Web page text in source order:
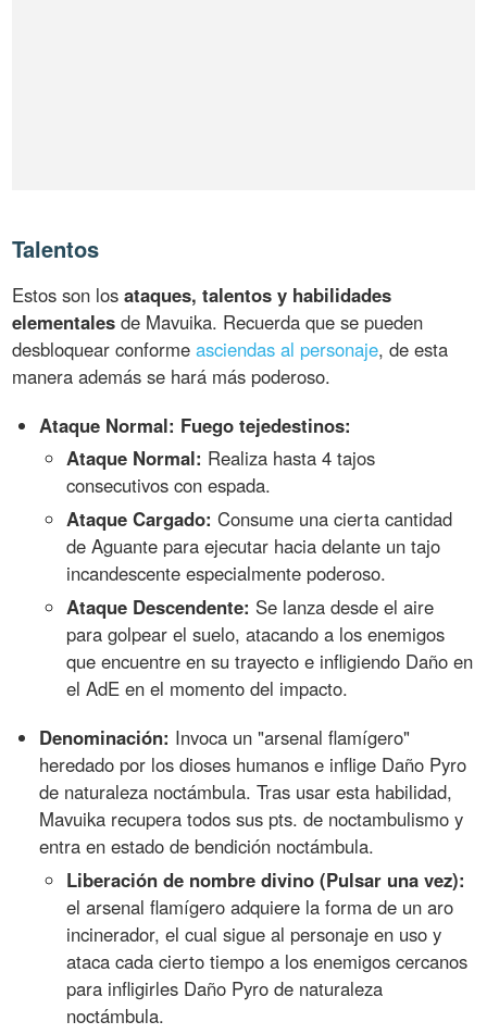
Talentos
Estos son losataques, talentos y habilidades
elementales de Mavuika. Recuerda que se pueden
desbloquear conformeasciendas al personaje, de esta
manera además se hará más poderoso.
Ataque Normal: Fuego tejedestinos:
Ataque Normal: Realiza hasta 4 tajos
consecutivos con espada.
Ataque Cargado: Consume una cierta cantidad
de Aguante para ejecutar hacia delante un tajo
incandescente especialmente poderoso.
Ataque Descendente: Se lanza desde el aire
para golpear el suelo, atacando a los enemigos
que encuentre en su trayecto e infligiendo Daño en
el AdE en el momento del impacto.
Denominación: Invoca un "arsenal flamígero"
heredado por los dioses humanos e inflige Daño Pyro
de naturaleza noctámbula. Tras usar esta habilidad,
Mavuika recupera todos sus pts. de noctambulismo y
entra en estado de bendición noctámbula.
Liberación de nombre divino (Pulsar una vez):
el arsenal flamígero adquiere la forma de un aro
incinerador, el cual sigue al personaje en uso y
ataca cada cierto tiempo a los enemigos cercanos
para infligirles Daño Pyro de naturaleza
noctámbula.